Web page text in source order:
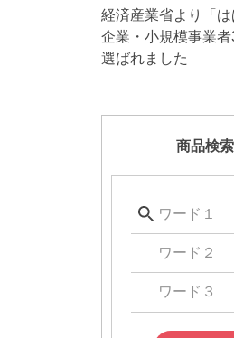
経済産業省より「
企業・小規模事業
選ばれました
商品検索